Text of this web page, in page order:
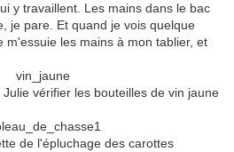
y travaillent. Les mains dans le bac
je pare. Et quand je vois quelque
m'essuie les mains à mon tablier, et
vérifier les bouteilles de vin jaune
de l'épluchage des carottes